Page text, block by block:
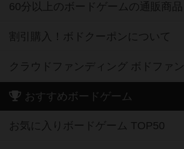
60分以上のボードゲームの通販商品
割引購入！ボドクーポンについて
クラウドファンディング ボドファン
おすすめボードゲーム
お気に入りボードゲーム TOP50